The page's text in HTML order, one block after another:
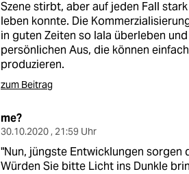
Szene stirbt, aber auf jeden Fall
leben konnte. Die
in guten Zeiten so lala überleben
persönlichen Aus, die können
produzieren.
zum Beitrag
me?
30.10.2020 , 21:59 Uhr
"Nun, jüngste Entwicklungen sorgen
Würden Sie bitte Licht ins Dunkle